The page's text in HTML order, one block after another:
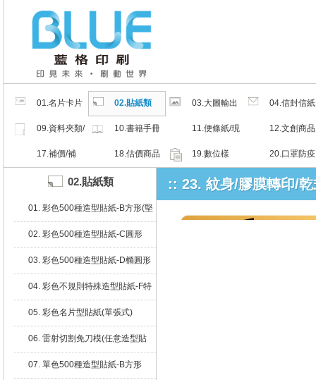
01.名片卡片
02.貼紙類
03.大圖輸出
04.信封信紙
09.資料夾類/
夾鏈密封袋
10.書籍手冊
11.便條紙/現
成品
12.文創商品
17.補價/補
18.估價商品 19.數位樣
20.口罩防疫
02.貼紙類
01. 彩色500種造型貼紙-B方形(堅
02. 彩色500種造型貼紙-C圓形
03. 彩色500種造型貼紙-D橢圓形
04. 彩色不規則特殊造型貼紙-F特
05. 彩色名片型貼紙(單張式)
06. 雷射切割免刀模(任意造型貼
07. 單色500種造型貼紙-B方形
:: 23. 紋身/膠膜轉印/